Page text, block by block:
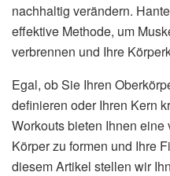
nachhaltig verändern.
effektive Methode, um
verbrennen und Ihre
Egal, ob Sie Ihren
definieren oder Ihren Kern
Workouts bieten Ihnen
Körper zu formen und Ihre
diesem Artikel stellen wir